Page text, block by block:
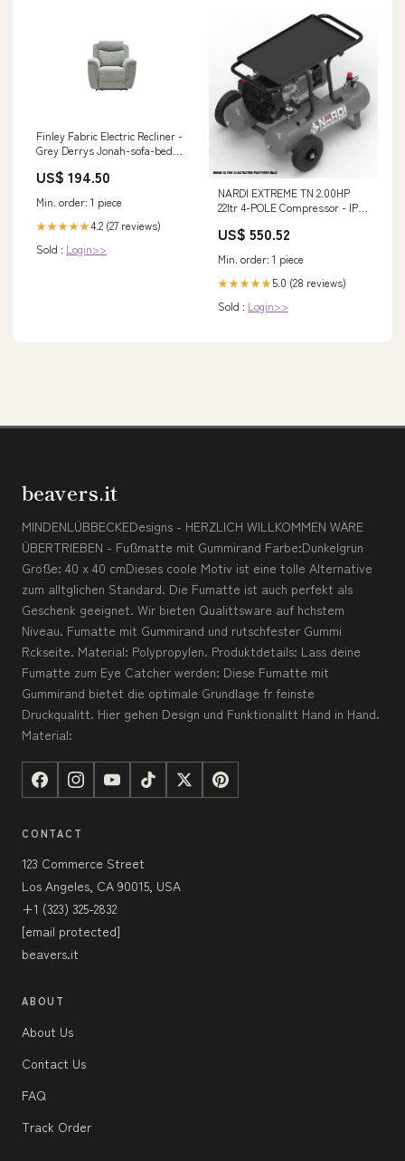
Finley Fabric Electric Recliner -
Grey Derrys Jonah-sofa-bed
US$ 194.50
Min. order: 1 piece
★★★★★4.2 (27 reviews)
Sold : Login>>
NARDI EXTREME TN 2.00HP
22ltr 4-POLE Compressor - IP-
US$ 550.52
Min. order: 1 piece
★★★★★5.0 (28 reviews)
Sold : Login>>
beavers.it
MINDENLÜBBECKEDesigns - HERZLICH WILLKOMMEN WÄRE
ÜBERTRIEBEN - Fußmatte mit Gummirand Farbe:Dunkelgrün
Größe: 40 x 40 cmDieses coole Motiv ist eine tolle Alternative
zum alltglichen Standard. Die Fumatte ist auch perfekt als
Geschenk geeignet. Wir bieten Qualittsware auf hchstem
Niveau. Fumatte mit Gummirand und rutschfester Gummi
Rckseite. Material: Polypropylen. Produktdetails: Lass deine
Fumatte zum Eye Catcher werden: Diese Fumatte mit
Gummirand bietet die optimale Grundlage fr feinste
Druckqualitt. Hier gehen Design und Funktionalitt Hand in Hand.
Material:
CONTACT
123 Commerce Street
Los Angeles, CA 90015, USA
+1 (323) 325-2832
[email protected]
beavers.it
ABOUT
About Us
Contact Us
FAQ
Track Order